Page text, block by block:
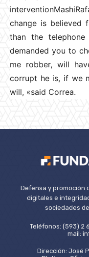
change is believed
than the telephone
demanded you to
me robber, will
corrupt he is, if we
will, «said Correa.
Defensa y promoción
digitales e
sociedades
Teléfonos: (593) 2
mail:
Dirección: José